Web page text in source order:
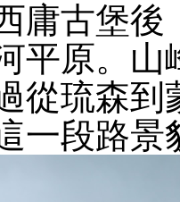
庸古堡後
平原。山
從琉森到
一段路景